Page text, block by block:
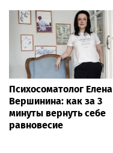
Психосоматолог Елена
Вершинина: как за 3
минуты вернуть себе
равновесие